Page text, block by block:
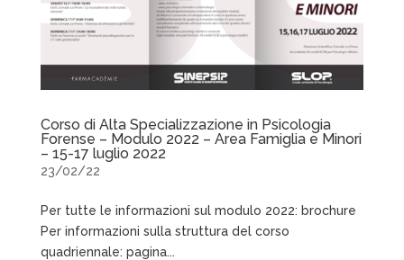
Corso di Alta Specializzazione in Psicologia
Forense – Modulo 2022 – Area Famiglia e Minori
– 15-17 luglio 2022
23/02/22
Per tutte le informazioni sul modulo 2022: brochure
Per informazioni sulla struttura del corso
quadriennale: pagina...